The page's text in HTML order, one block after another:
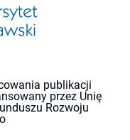
publikacji
przez Unię
Rozwoju